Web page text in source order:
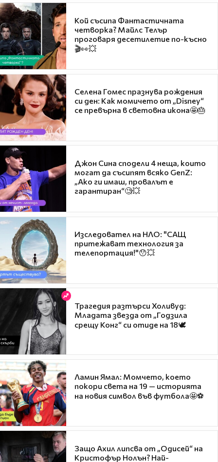
Кой съсипа Фантастичната
четворка? Майлс Телър
проговаря десетилетие по-късно
🎬👀💥
Селена Гомес празнува рождения
си ден: Как момичето от „Disney“
се превърна в световна икона🤩🎂
Джон Сина сподели 4 неща, които
могат да съсипят всяко GenZ:
„Ако ги имаш, провалът е
гарантиран“🧐💥
Изследовател на НЛО: "САЩ
притежават технология за
телепортация!"😯💥
Трагедия разтърси Холивуд:
Младата звезда от „Годзила
срещу Конг“ си отиде на 18🕊️
Ламин Ямал: Момчето, което
покори света на 19 — историята
на новия символ във футбола🤩⚽
Защо Ахил липсва от „Одисей“ на
Кристофър Нолън? Най-